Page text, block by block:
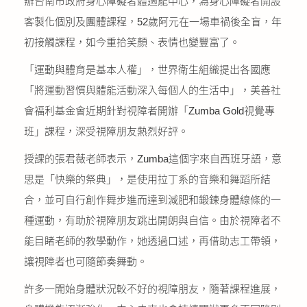
公益義賣
聯絡我們
友善連結
客製化個別及團體課程，52歲阿元在一場車禍後全盲，年
初接觸課程，如今重拾笑顏、表情也變豐富了。
「運動與體育是基本人權」，世界衛生組織提出各國應
「將運動習慣與體能活動深入每個人的生活中」，美善社
會福利基金會近期針對視障者開辦「Zumba Gold視覺專
班」課程，深受視障朋友熱烈好評。
授課的張君薇老師表示，Zumba這個字來自西班牙語，意
思是「快樂的祭典」，是使用拉丁系的音樂和舞蹈所結
合，並可自行創作舞步進而達到減肥和鍛鍊身體線條的一
種運動，有助於視障朋友跳出開朗與自信。由於視障者不
能目睹老師的教學動作，她透過口述，再借助志工帶領，
讓視障者也可隨節奏舞動。
許多一開始身體狀況較不好的視障朋友，隨著課程進展，